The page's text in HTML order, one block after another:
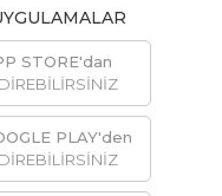
STORE'dan
PLAY'den